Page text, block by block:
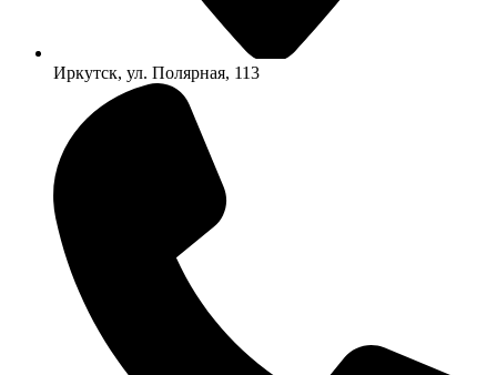
Иркутск, ул. Полярная, 113